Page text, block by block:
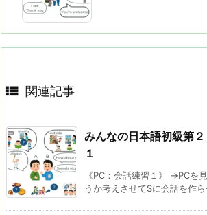
 関連記事
みんなの日本語初級第
１
《PC：会話練習１》 →PCを
うか考えさせてSに会話を作